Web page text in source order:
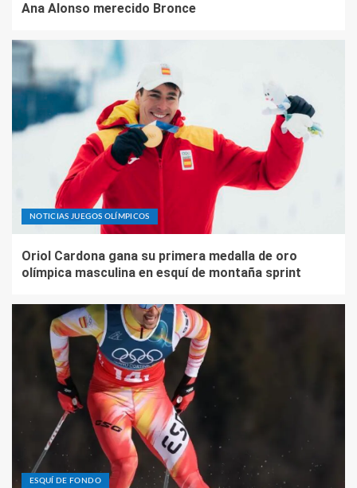
Ana Alonso merecido Bronce
NOTICIAS JUEGOS OLÍMPICOS
Oriol Cardona gana su primera medalla de oro
olímpica masculina en esquí de montaña sprint
ESQUÍ DE FONDO